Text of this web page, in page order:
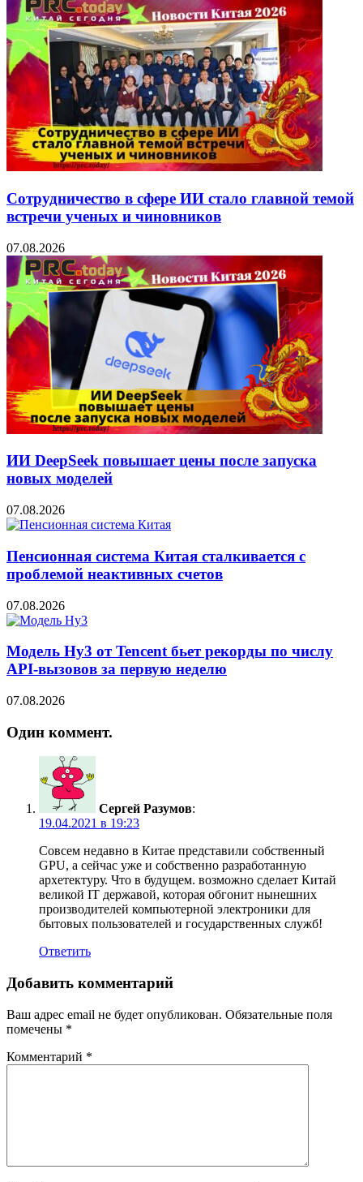
Сотрудничество в сфере ИИ стало главной темой
встречи ученых и чиновников
07.08.2026
ИИ DeepSeek повышает цены после запуска
новых моделей
07.08.2026
Пенсионная система Китая сталкивается с
проблемой неактивных счетов
07.08.2026
Модель Hy3 от Tencent бьет рекорды по числу
API-вызовов за первую неделю
07.08.2026
Один коммент.
Сергей Разумов:
19.04.2021 в 19:23
Совсем недавно в Китае представили собственный
GPU, а сейчас уже и собственно разработанную
архетектуру. Что в будущем. возможно сделает Китай
великой IT державой, которая обгонит нынешних
производителей компьютерной электроники для
бытовых пользователей и государственных служб!
Ответить
Добавить комментарий
Ваш адрес email не будет опубликован. Обязательные поля
помечены *
Комментарий *